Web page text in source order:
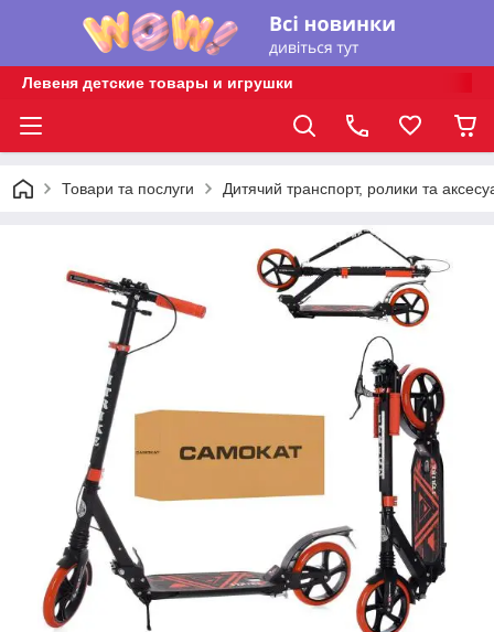
Левеня детские товары и игрушки
Товари та послуги Дитячий транспорт, ролики та